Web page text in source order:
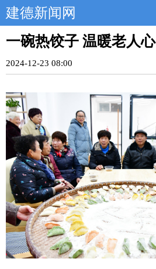
建德新闻网
一碗热饺子 温暖老人心
2024-12-23 08:00